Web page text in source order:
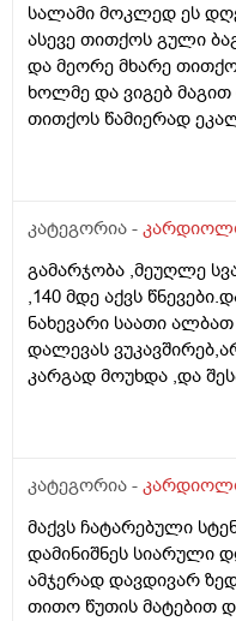
სალამი მოკლედ ეს
ასევე თითქოს გული
და მეორე მხარე
ხოლმე და ვიგებ მაგით
თითქოს წამიერად
ფონზე უფრო
ჰოლტერიც კიი ოღონდ
ტახიკარდია ია
თქმით რავიცი იქნება
ვერმივდივარ
კატეგორია -
გამარჯობა ,მეუღლე
,140 მდე აქვს
ნახევარი საათი
დალევას
კარგად მოუხდა ,და
კატეგორია -
მაქვს ჩატარებული
დამინიშნეს სიარული
ამჯერად დავდივარ
თითო წუთის მატებით